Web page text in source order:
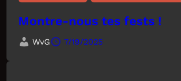
Montre-nous tes fests !
WvG 7/19/2025